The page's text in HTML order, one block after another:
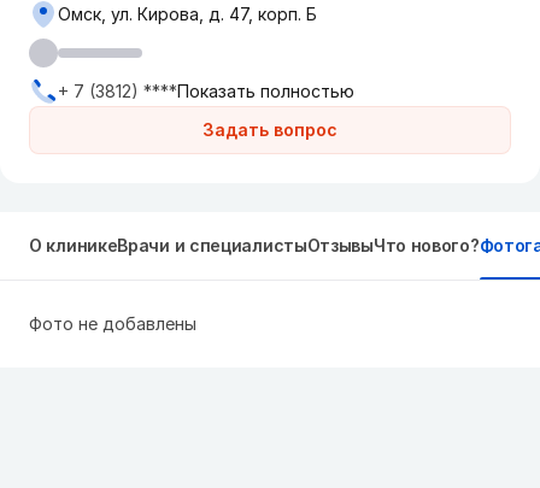
Задать вопрос
Омск, ул. Кирова, д. 47, корп. Б
+ 7 (3812) ****Показать полностью
О клиникеВрачи и специалистыОтзывыЧто нового?
Фото не добавлены